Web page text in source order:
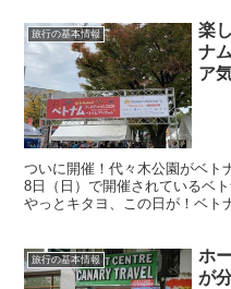
旅行の基本情報
楽
ナ
ア
ついに開催！代々木公園がベト
8日（日）で開催されているベ
やっとキタヨ、この日が！ベト
旅行の基本情報
ホ
が